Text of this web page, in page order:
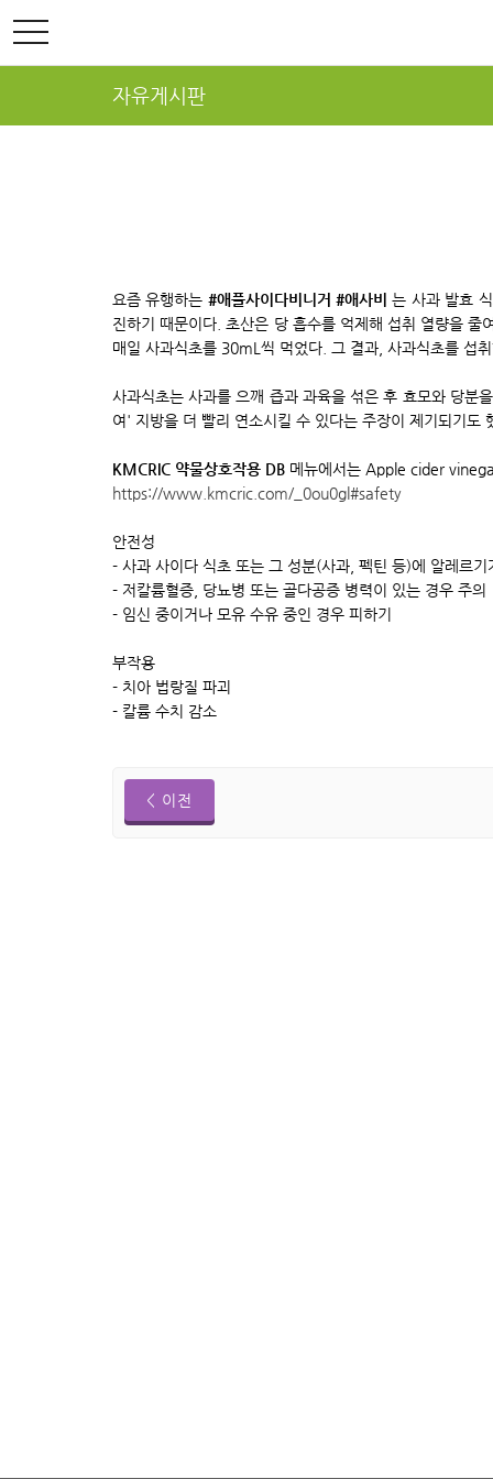
toggle
자유게시판
요즘 유행하는 #애플사이다비니거 #애사비 는 사과 발효
진하기 때문이다. 초산은 당 흡수를 억제해 섭취 열량을
매일 사과식초를 30mL씩 먹었다. 그 결과, 사과식초를 섭
사과식초는 사과를 으깨 즙과 과육을 섞은 후 효모와 당분
여' 지방을 더 빨리 연소시킬 수 있다는 주장이 제기되기도
KMCRIC 약물상호작용 DB 메뉴에서는 Apple cider
https://www.kmcric.com/_0ou0gl#safety
안전성
- 사과 사이다 식초 또는 그 성분(사과, 펙틴 등)에 알레르기
- 저칼륨혈증, 당뇨병 또는 골다공증 병력이 있는 경우 주의
- 임신 중이거나 모유 수유 중인 경우 피하기
부작용
- 치아 법랑질 파괴
- 칼륨 수치 감소
< 이전